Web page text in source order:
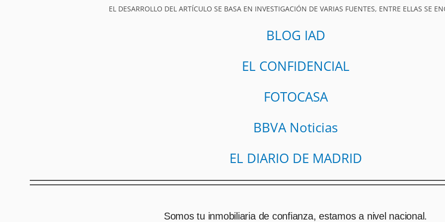
EL DESARROLLO DEL ARTÍCULO SE BASA EN INVESTIGACIÓN DE VARIAS FUENTES, ENTRE ELLAS SE
BLOG IAD
EL CONFIDENCIAL
FOTOCASA
BBVA Noticias
EL DIARIO DE MADRID
Somos tu inmobiliaria de confianza, estamos a nivel nacional.